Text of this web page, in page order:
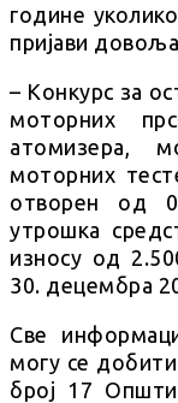
године
пријави
– Конкурс за
моторних
атомизера,
моторних
отворен од
утрошка
износу од
30. децембра
Све
могу се добити
број 17